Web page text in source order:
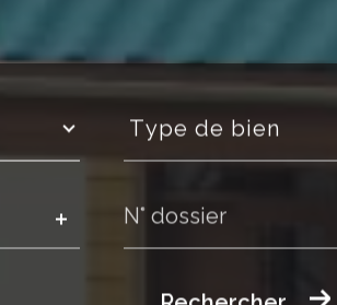
de
bien
type de bien